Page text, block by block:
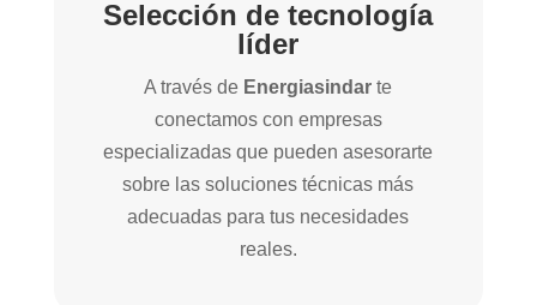
Selección de tecnología
líder
A través de Energiasindar te
conectamos con empresas
especializadas que pueden asesorarte
sobre las soluciones técnicas más
adecuadas para tus necesidades
reales.